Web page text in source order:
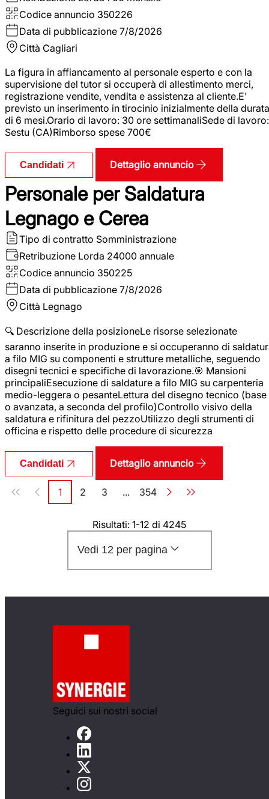
Codice annuncio 350226
Data di pubblicazione 7/8/2026
Città Cagliari
La figura in affiancamento al personale esperto e con la
supervisione del tutor si occuperà di allestimento merci,
registrazione vendite, vendita e assistenza al cliente.E'
previsto un inserimento in tirocinio inizialmente della durata
di 6 mesi.Orario di lavoro: 30 ore settimanaliSede di lavoro:
Sestu (CA)Rimborso spese 700€
Candidati Dettaglio annuncio
Personale per Saldatura
Legnago e Cerea
Tipo di contratto Somministrazione
Retribuzione Lorda 24000 annuale
Codice annuncio 350225
Data di pubblicazione 7/8/2026
Città Legnago
🔍 Descrizione della posizioneLe risorse selezionate
saranno inserite in produzione e si occuperanno di
a filo MIG su componenti e strutture metalliche, seguendo
disegni tecnici e specifiche di lavorazione.🎯 Mansioni
principaliEsecuzione di saldature a filo MIG su carpenteria
medio-leggera o pesanteLettura del disegno tecnico (base
o avanzata, a seconda del profilo)Controllo visivo della
saldatura e rifinitura del pezzoUtilizzo degli strumenti di
officina e rispetto delle procedure di sicurezza
Candidati Dettaglio annuncio
Paginazione
Pagina
1 Pagina
2 Pagina
3 ... Pagina
354
Risultati: 1-12 di 4245
Vedi 12 per pagina
Seguici sui nostri social